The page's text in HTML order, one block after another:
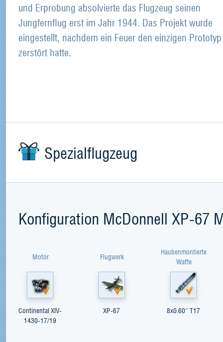
und Erprobung absolvierte das Flugzeug seinen
Jungfernflug erst im Jahr 1944. Das Projekt wurde
eingestellt, nachdem ein Feuer den einzigen Prototyp
zerstört hatte.
Spezialflugzeug
Konfiguration McDonnell XP-67
Motor
Continental XIV-
1430-17/19
Flugwerk
XP-67
Haubenmontierte
Waffe
8x0.60'' T17